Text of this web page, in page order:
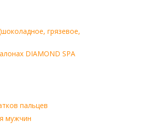
грязевое,
DIAMOND SPA
пальцев
мужчин